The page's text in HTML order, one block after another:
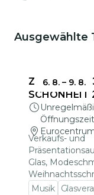
Ausgewählte
6. 8. – 9. 8.
SCHÖNHEIT
Verkaufs- und
Glas,
Musik